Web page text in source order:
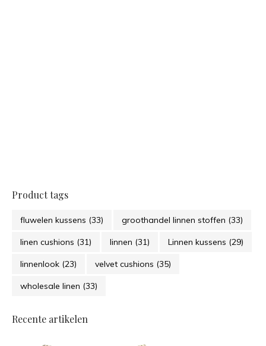
Product tags
fluwelen kussens (33) groothandel linnen stoffen (33)
linen cushions (31) linnen (31) Linnen kussens (29)
linnenlook (23) velvet cushions (35)
wholesale linen (33)
Recente artikelen